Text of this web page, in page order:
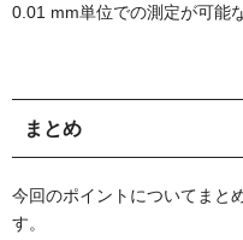
0.01 mm単位での測定が可能
まとめ
今回のポイントについてまと
す。